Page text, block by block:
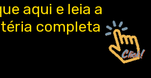
aqui e leia a
completa